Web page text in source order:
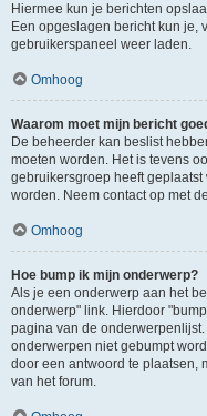
Hiermee kun je berichten
Een opgeslagen bericht kun je,
gebruikerspaneel weer laden.
Omhoog
Waarom moet mijn bericht
De beheerder kan beslist
moeten worden. Het is tevens
gebruikersgroep heeft
worden. Neem contact op met
Omhoog
Hoe bump ik mijn onderwerp?
Als je een onderwerp aan het
onderwerp" link. Hierdoor
pagina van de
onderwerpen niet gebumpt
door een antwoord te plaatsen,
van het forum.